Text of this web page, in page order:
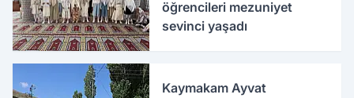
öğrencileri mezuniyet
sevinci yaşadı
Kaymakam Ayvat